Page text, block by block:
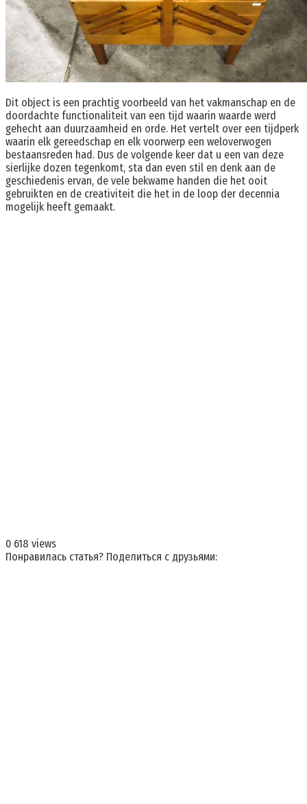
Dit object is een prachtig voorbeeld van het vakmanschap en de
doordachte functionaliteit van een tijd waarin waarde werd
gehecht aan duurzaamheid en orde. Het vertelt over een tijdperk
waarin elk gereedschap en elk voorwerp een weloverwogen
bestaansreden had. Dus de volgende keer dat u een van deze
sierlijke dozen tegenkomt, sta dan even stil en denk aan de
geschiedenis ervan, de vele bekwame handen die het ooit
gebruikten en de creativiteit die het in de loop der decennia
mogelijk heeft gemaakt.
0 618 views
Понравилась статья? Поделиться с друзьями: